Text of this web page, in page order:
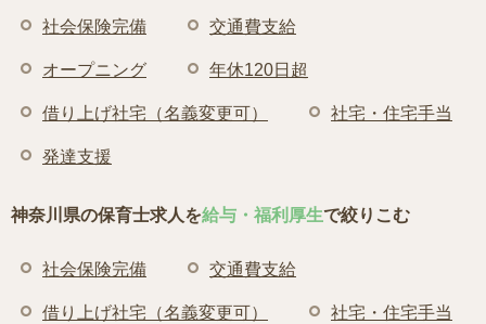
社会保険完備 交通費支給
オープニング 年休120日超
借り上げ社宅（名義変更可） 社宅・住宅手当
発達支援
神奈川県の保育士求人を給与・福利厚生で絞りこむ
社会保険完備 交通費支給
借り上げ社宅（名義変更可） 社宅・住宅手当